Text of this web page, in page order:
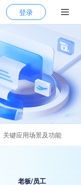
登录
关键应用场景及功能
老板/员工